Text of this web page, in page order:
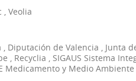
, Veolia
, Diputación de Valencia , Junta
, Recyclia , SIGAUS Sistema
Medicamento y Medio Ambiente